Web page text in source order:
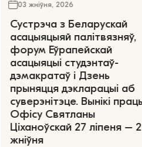
03 жніўня, 2026
Сустрэча з Беларускай
асацыяцыяй палітвязняў,
форум Еўрапейскай
асацыяцыі студэнтаў-
дэмакратаў і Дзень
прыняцця дэкларацыі аб
суверэнітэце. Вынікі
Офісу Святланы
Ціханоўскай 27 ліпеня – 2
жніўня